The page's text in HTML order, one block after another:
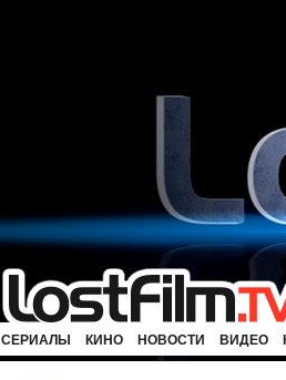
СЕРИАЛЫ КИНО НОВОСТИ ВИДЕО